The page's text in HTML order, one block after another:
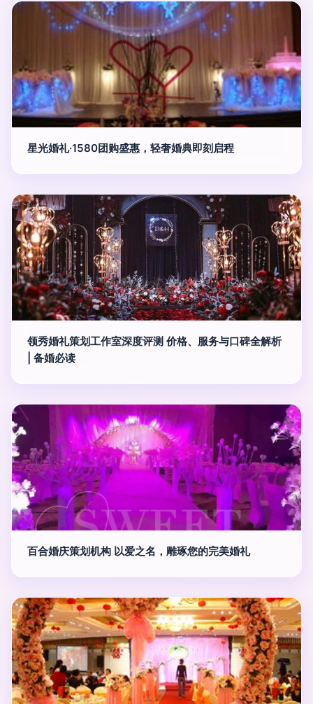
星光婚礼·1580团购盛惠，轻奢婚典即刻启程
领秀婚礼策划工作室深度评测 价格、服务与口碑全解析
| 备婚必读
百合婚庆策划机构 以爱之名，雕琢您的完美婚礼